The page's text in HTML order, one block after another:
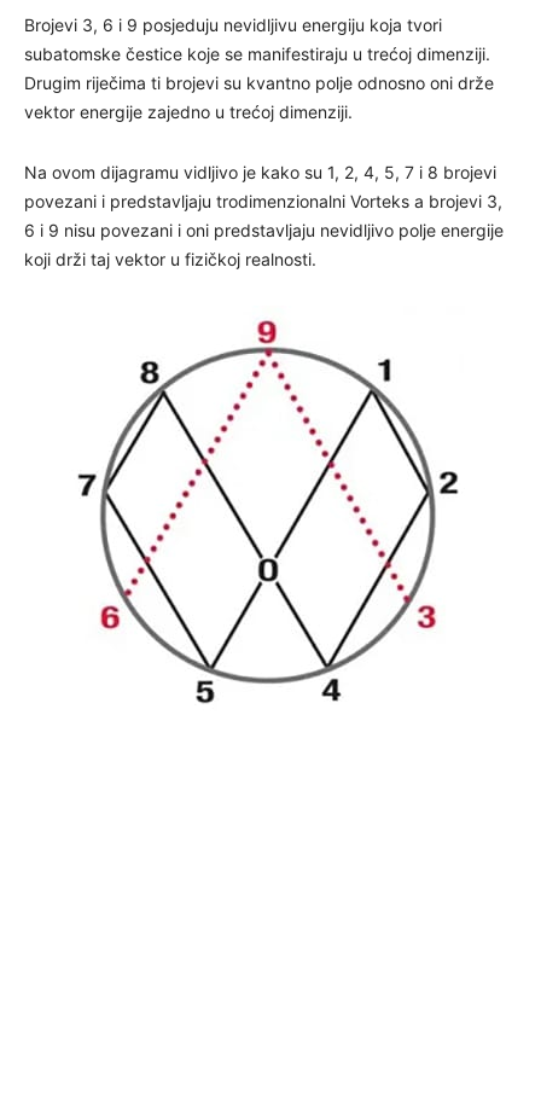
Brojevi 3, 6 i 9 posjeduju nevidljivu energiju koja tvori
subatomske čestice koje se manifestiraju u trećoj dimenziji.
Drugim riječima ti brojevi su kvantno polje odnosno oni drže
vektor energije zajedno u trećoj dimenziji.
Na ovom dijagramu vidljivo je kako su 1, 2, 4, 5, 7 i 8 brojevi
povezani i predstavljaju trodimenzionalni Vorteks a brojevi 3,
6 i 9 nisu povezani i oni predstavljaju nevidljivo polje energije
koji drži taj vektor u fizičkoj realnosti.